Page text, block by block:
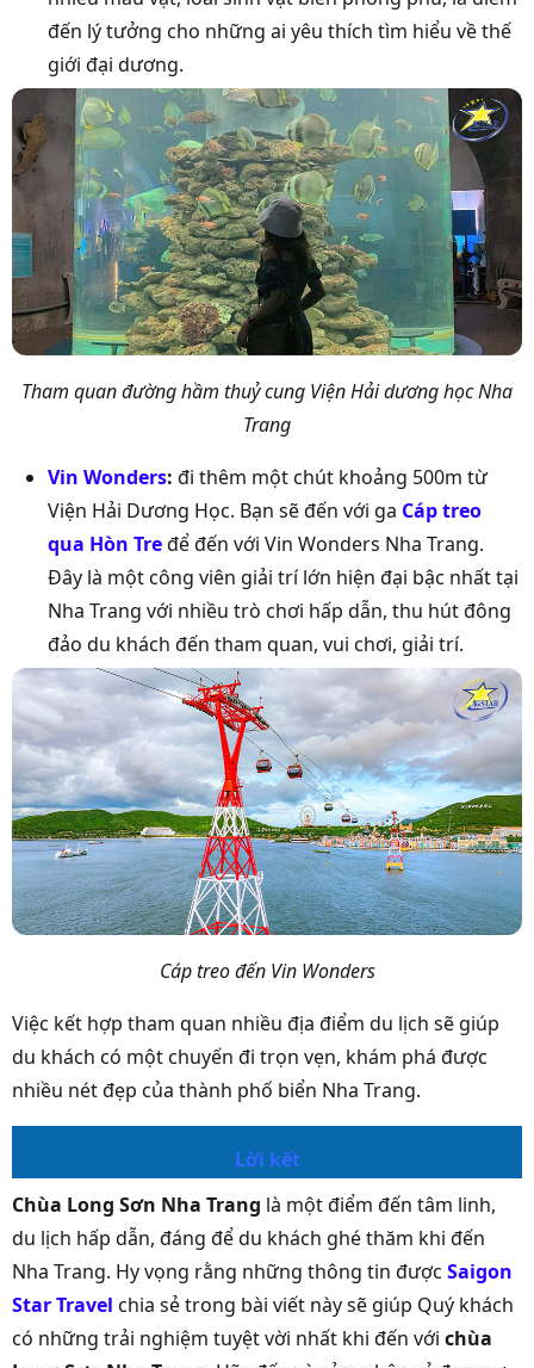
đến lý tưởng cho những ai yêu thích tìm hiểu về thế
giới đại dương.
Tham quan đường hầm thuỷ cung Viện Hải dương học Nha
Trang
Vin Wonders: đi thêm một chút khoảng 500m từ
Viện Hải Dương Học. Bạn sẽ đến với ga Cáp treo
qua Hòn Tređể đến với Vin Wonders Nha Trang.
Đây là một công viên giải trí lớn hiện đại bậc nhất tại
Nha Trang với nhiều trò chơi hấp dẫn, thu hút đông
đảo du khách đến tham quan, vui chơi, giải trí.
Cáp treo đến Vin Wonders
Việc kết hợp tham quan nhiều địa điểm du lịch sẽ giúp
du khách có một chuyến đi trọn vẹn, khám phá được
nhiều nét đẹp của thành phố biển Nha Trang.
Lời kết
Chùa Long Sơn Nha Trang là một điểm đến tâm linh,
du lịch hấp dẫn, đáng để du khách ghé thăm khi đến
Nha Trang. Hy vọng rằng những thông tin được Saigon
Star Travel chia sẻ trong bài viết này sẽ giúp Quý khách
có những trải nghiệm tuyệt vời nhất khi đến với chùa